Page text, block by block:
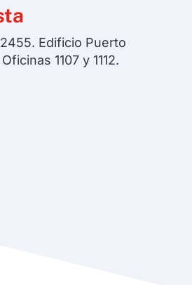
Edificio Puerto
1107 y 1112.